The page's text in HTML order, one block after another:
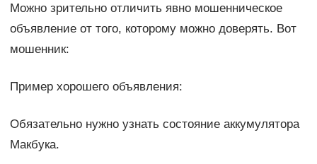
Можно зрительно отличить явно мошенническое
объявление от того, которому можно доверять. Вот
мошенник:
Пример хорошего объявления:
Обязательно нужно узнать состояние аккумулятора
Макбука.